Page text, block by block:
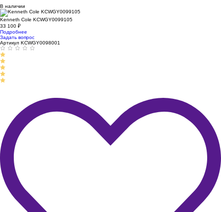
В наличии
Kenneth Cole KCWGY0099105
33 100 ₽
Подробнее
Задать вопрос
Артикул KCWGY0098001